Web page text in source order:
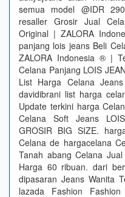
semua model @IDR
resaller Grosir Jual
Original | ZALORA
panjang lois jeans Beli
ZALORA Indonesia ® |
Celana Panjang LOIS
List Harga Celana
davidibrani list harga
Update terkini harga
Celana Soft Jeans
GROSIR BIG SIZE.
Celana de hargacelana
Tanah abang Celana
Harga 60 ribuan. dari
dipasaran Jeans Wanita
lazada Fashion